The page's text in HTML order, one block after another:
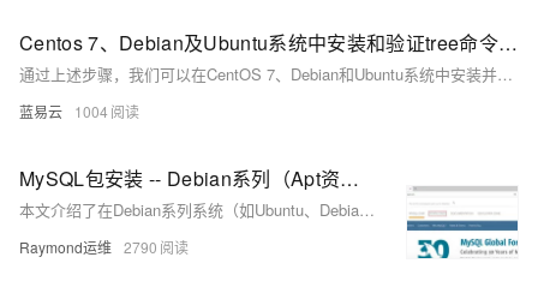
Centos 7、Debian及Ubuntu系统中安装和验证tree命令的指南。
通过上述步骤，我们可以在CentOS 7、Debian和Ubuntu系统中安装并验证 `tree`命令。在命令行界面中执行安装命令，然后通过版本检查确认安装成功。这保证了在多个平台上 `tree`命令的一致性和可用性，使得用户无论在哪种Linux发行版上都能使用此工具浏览目录结构。
蓝易云 1004
MySQL包安装 -- Debian系列（Apt资源库安装MySQL）
本文介绍了在Debian系列系统（如Ubuntu、Debian 11/12）中通过APT仓库安装MySQL 8.0和8.4版本的完整步骤，涵盖添加官方源、配置国内镜像、安装服务及初始化设置，并验证运行状态，适用于各类Linux运维场景。
Raymond运维 2790